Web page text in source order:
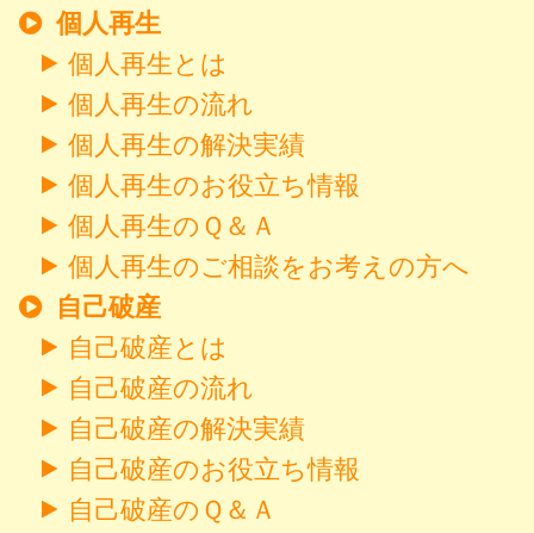
個人再生
個人再生とは
個人再生の流れ
個人再生の解決実績
個人再生のお役立ち情報
個人再生のＱ＆Ａ
個人再生のご相談をお考えの方へ
自己破産
自己破産とは
自己破産の流れ
自己破産の解決実績
自己破産のお役立ち情報
自己破産のＱ＆Ａ